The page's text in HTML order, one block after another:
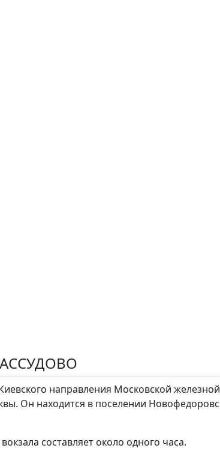
направления Московской
Он находится в поселении
составляет около одного часа.